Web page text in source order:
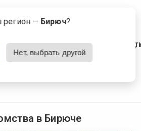
в Бирюче Что это?
в Бирюче
регион — Бирюч?
Нет, выбрать другой